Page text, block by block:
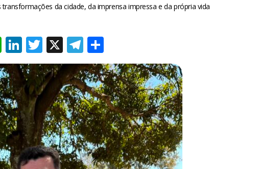
da cidade, da imprensa impressa e da própria vida
WhatsApp
LinkedIn
Twitter
X Telegram